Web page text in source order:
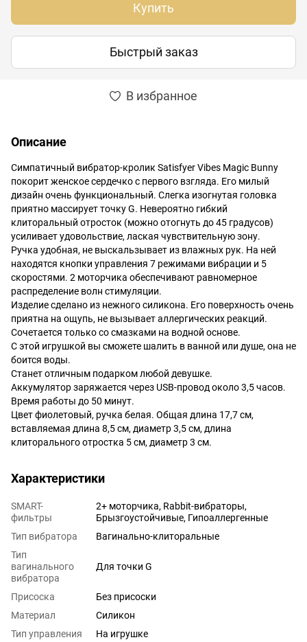
Купить
Быстрый заказ
В избранное
Описание
Симпатичный вибратор-кролик Satisfyer Vibes Magic Bunny
покорит женское сердечко с первого взгляда. Его милый
дизайн очень функциональный. Слегка изогнутая головка
приятно массирует точку G. Невероятно гибкий
клиторальный отросток (можно отогнуть до 45 градусов)
усиливает удовольствие, лаская чувствительную зону.
Ручка удобная, не выскальзывает из влажных рук. На ней
находятся кнопки управления 7 режимами вибрации и 5
скоростями. 2 моторчика обеспечивают равномерное
распределение волн стимуляции.
Изделие сделано из нежного силикона. Его поверхность очень
приятна на ощупь, не вызывает аллергических реакций.
Сочетается только со смазками на водной основе.
С этой игрушкой вы сможете шалить в ванной или душе, она не
боится воды.
Станет отличным подарком любой девушке.
Аккумулятор заряжается через USB-провод около 3,5 часов.
Время работы до 50 минут.
Цвет фиолетовый, ручка белая. Общая длина 17,7 см,
вставляемая длина 8,5 см, диаметр 3,5 см, длина
клиторального отростка 5 см, диаметр 3 см.
Характеристики
SMART-
фильтры
2+ моторчика, Rabbit-вибраторы,
Брызгоустойчивые, Гипоаллергенные
Тип вибратора
Вагинально-клиторальные
Тип
вагинального
вибратора
Для точки G
Присоска
Без присоски
Материал
Силикон
Тип управления
На игрушке